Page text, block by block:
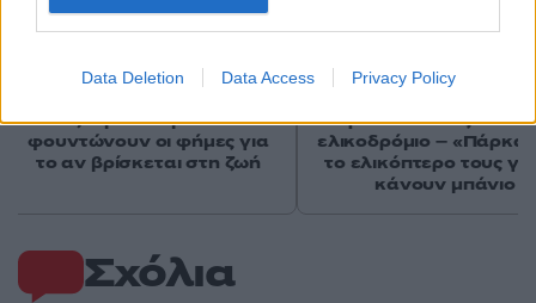
Data Deletion Data Access Privacy Policy
Σχόλια
Μοτζτάμπα Χαμενεΐ ενώ
φουντώνουν οι φήμες για
το αν βρίσκεται στη ζωή
Σαρακήνικο της
ελικοδρόμιο –
το ελικόπτερο τους
κάνουν μπάνιο